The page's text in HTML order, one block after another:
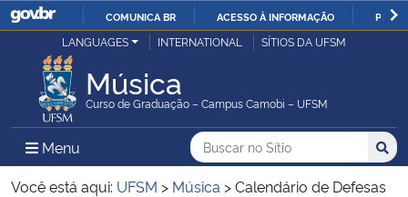
IR
COMUNICA BR ACESSO À INFORMAÇÃO
Ministério da Justiça e Segurança Pública
Ministério da Defesa
Ministério das Relações Exteriores
LANGUAGES INTERNATIONAL SÍTIOS DA UFSM
Música
Curso de Graduação – Campus Camobi – UFSM
Menu Menu Principal do Sítio
Busca
Buscar no no Sítio
Busca:
Você está aqui: UFSM > Música >Calendário de Defesas